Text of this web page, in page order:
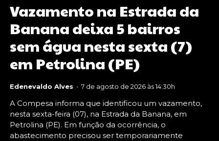
Vazamento na Estrada da
Banana deixa 5 bairros
sem água nesta sexta (7)
em Petrolina (PE)
Edenevaldo Alves - 7 de agosto de 2026 às 14:30h
A Compesa informa que identificou um vazamento,
nesta sexta-feira (07), na Estrada da Banana, em
Petrolina (PE). Em função da ocorrência, o
abastecimento precisou ser temporariamente